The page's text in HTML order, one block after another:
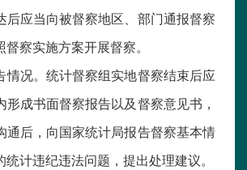
后应当向被督察地区、部门通报督察
察实施方案开展督察。
情况。统计督察组实地督察结束后应
形成书面督察报告以及督察意见书，
通后，向国家统计局报告督察基本情
计违纪违法问题，提出处理建议。